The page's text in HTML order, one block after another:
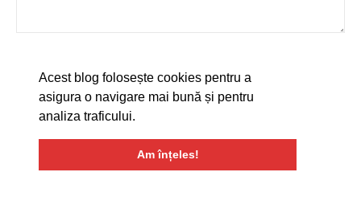
Acest blog folosește cookies pentru a
asigura o navigare mai bună și pentru
analiza traficului.
Am înțeles!